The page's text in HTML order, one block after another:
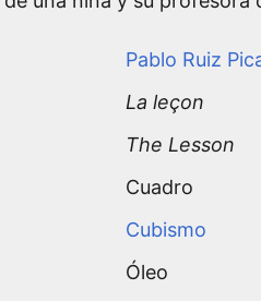
Pablo Ruiz
La leçon
The Lesson
Cuadro
Cubismo
Óleo